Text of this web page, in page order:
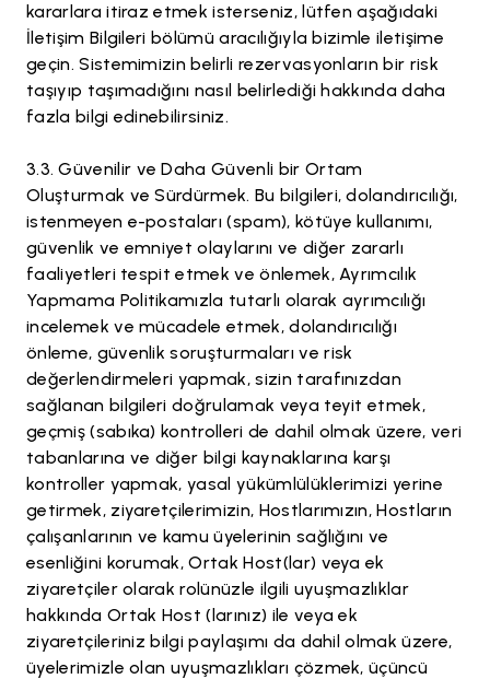
kararlara itiraz etmek isterseniz, lütfen aşağıdaki
İletişim Bilgileri bölümü aracılığıyla bizimle iletişime
geçin. Sistemimizin belirli rezervasyonların bir risk
taşıyıp taşımadığını nasıl belirlediği hakkında daha
fazla bilgi edinebilirsiniz.
Güvenilir ve Daha Güvenli bir Ortam
Oluşturmak ve Sürdürmek. Bu bilgileri, dolandırıcılığı,
istenmeyen e-postaları (spam), kötüye kullanımı,
güvenlik ve emniyet olaylarını ve diğer zararlı
faaliyetleri tespit etmek ve önlemek, Ayrımcılık
Yapmama Politikamızla tutarlı olarak ayrımcılığı
incelemek ve mücadele etmek, dolandırıcılığı
önleme, güvenlik soruşturmaları ve risk
değerlendirmeleri yapmak, sizin tarafınızdan
sağlanan bilgileri doğrulamak veya teyit etmek,
geçmiş (sabıka) kontrolleri de dahil olmak üzere, veri
tabanlarına ve diğer bilgi kaynaklarına karşı
kontroller yapmak, yasal yükümlülüklerimizi yerine
getirmek, ziyaretçilerimizin, Hostlarımızın, Hostların
çalışanlarının ve kamu üyelerinin sağlığını ve
esenliğini korumak, Ortak Host(lar) veya ek
ziyaretçiler olarak rolünüzle ilgili uyuşmazlıklar
hakkında Ortak Host (larınız) ile veya ek
ziyaretçileriniz bilgi paylaşımı da dahil olmak üzere,
üyelerimizle olan uyuşmazlıkları çözmek, üçüncü